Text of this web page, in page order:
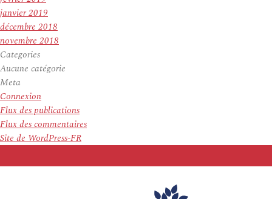
janvier 2019
décembre 2018
novembre 2018
Categories
Aucune catégorie
Meta
Connexion
Flux des publications
Flux des commentaires
Site de WordPress-FR